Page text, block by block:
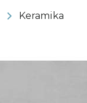
Keramika